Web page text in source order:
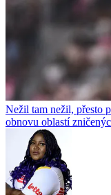
Nežil tam nežil, přesto
obnovu oblastí